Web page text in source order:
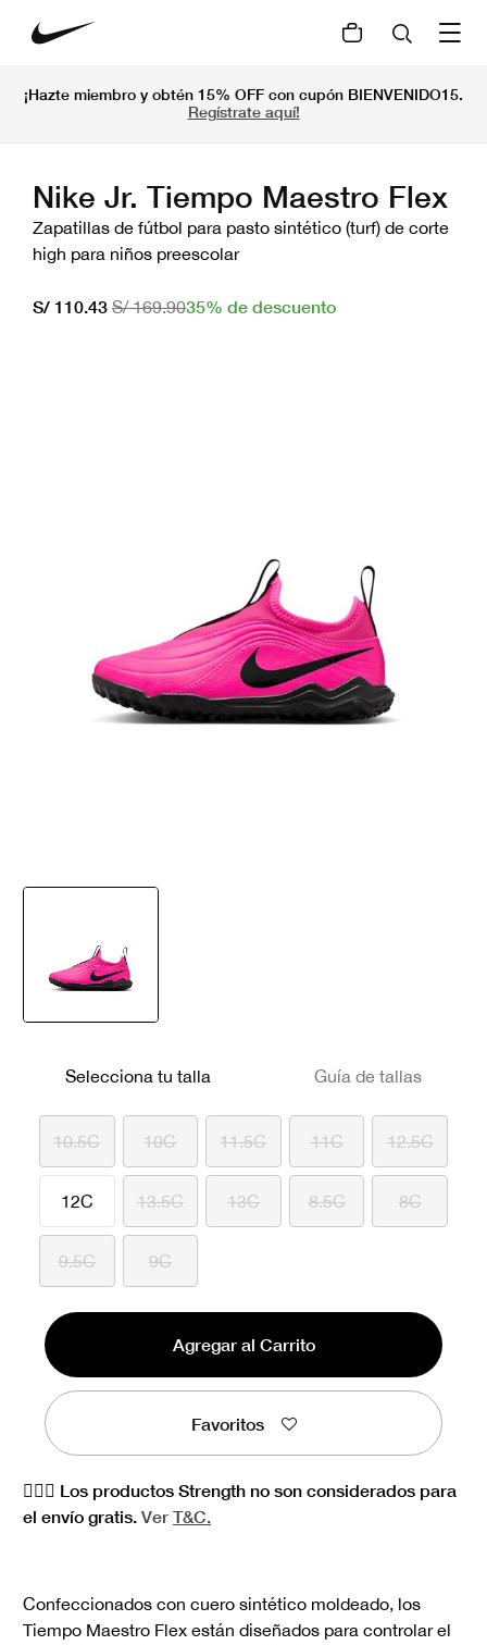
¡Hazte miembro y obtén 15% OFF con cupón BIENVENIDO15.
Regístrate aquí!
Nike Jr. Tiempo Maestro Flex
Zapatillas de fútbol para pasto sintético (turf) de corte
high para niños preescolar
S/ 110.43 S/ 169.9035% de descuento
Selecciona tu talla Guía de tallas
10.5C 10C 11.5C 11C 12.5C
12C 13.5C 13C 8.5C 8C
9.5C 9C
Agregar al Carrito
Favoritos
🏋🏻‍♀️ Los productos Strength no son considerados para
el envío gratis. Ver T&C.
Confeccionados con cuero sintético moldeado, los
Tiempo Maestro Flex están diseñados para controlar el